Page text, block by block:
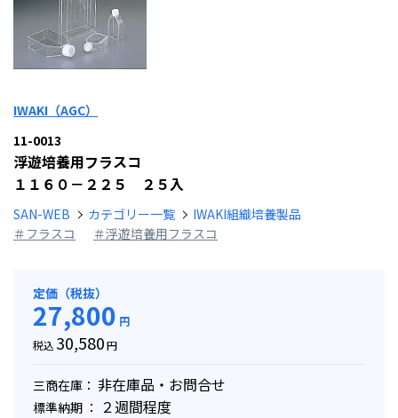
IWAKI（AGC）
11-0013
浮遊培養用フラスコ
１１６０－２２５ ２５入
SAN-WEB カテゴリー一覧
IWAKI組織培養製品
＃フラスコ
＃浮遊培養用フラスコ
定価（税抜）
27,800 円
税込 30,580円
三商在庫： 非在庫品・お問合せ
標準納期 ： ２週間程度